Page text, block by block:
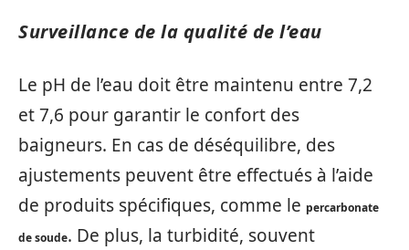
Surveillance de la qualité de l’eau
Le pH de l’eau doit être maintenu entre 7,2
et 7,6 pour garantir le confort des
baigneurs. En cas de déséquilibre, des
ajustements peuvent être effectués à l’aide
de produits spécifiques, comme le percarbonate
de soude. De plus, la turbidité, souvent